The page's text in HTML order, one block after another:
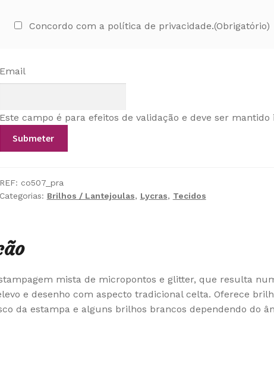
Concordo com a política de privacidade.(Obrigatório)
Email
Este campo é para efeitos de validação e deve ser mantido
REF: co507_pra
Categorias: Brilhos / Lantejoulas, Lycras, Tecidos
mista de micropontos e glitter, que resulta
e desenho com aspecto tradicional celta. Oferece
da estampa e alguns brilhos brancos dependendo do